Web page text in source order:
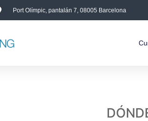
Port Olímpic, pantalán 7, 08005 Barcelona